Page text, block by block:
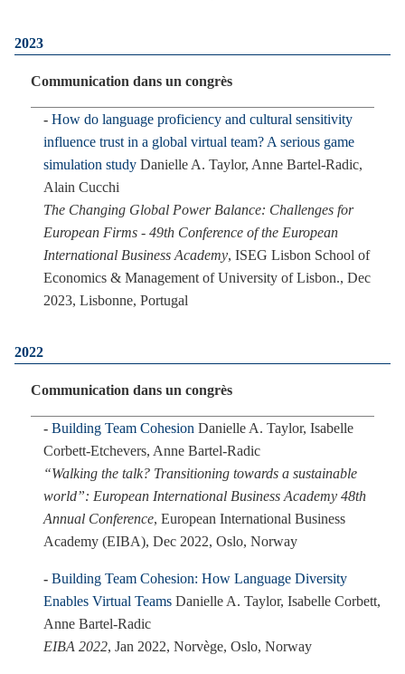
2023
Communication dans un congrès
How do language proficiency and cultural sensitivity
influence trust in a global virtual team? A serious game
simulation study Danielle A. Taylor, Anne Bartel-Radic,
Alain Cucchi
The Changing Global Power Balance: Challenges for
European Firms - 49th Conference of the European
International Business Academy, ISEG Lisbon School of
Economics & Management of University of Lisbon., Dec
2023, Lisbonne, Portugal
2022
Communication dans un congrès
Building Team Cohesion Danielle A. Taylor, Isabelle
Corbett-Etchevers, Anne Bartel-Radic
“Walking the talk? Transitioning towards a sustainable
world”: European International Business Academy 48th
Annual Conference, European International Business
Academy (EIBA), Dec 2022, Oslo, Norway
Building Team Cohesion: How Language Diversity
Enables Virtual Teams Danielle A. Taylor, Isabelle Corbett,
Anne Bartel-Radic
EIBA 2022, Jan 2022, Norvège, Oslo, Norway